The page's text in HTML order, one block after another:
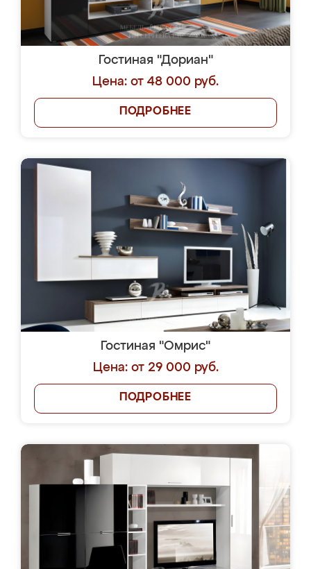
Гостиная "Дориан"
Цена: от 48 000 руб.
ПОДРОБНЕЕ
Гостиная "Омрис"
Цена: от 29 000 руб.
ПОДРОБНЕЕ